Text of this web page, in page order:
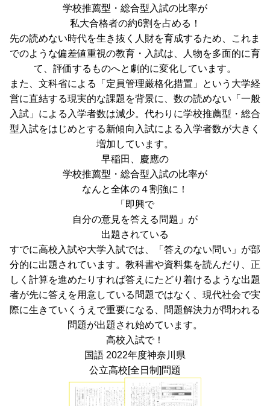
学校推薦型・総合型入試の比率が
私大合格者の約6割 を占める！
先の読めない時代を生き抜く人財を育成するため、これま
でのような偏差値重視の教育・入試は、
人物を多面的に育
て、評価する ものへと劇的に変化しています。
また、文科省による「定員管理厳格化措置」という大学経
営に直結する現実的な課題を背景に、数の読めない「一般
入試」による入学者数は減少。代わりに学校推薦型・総合
型入試をはじめとする新傾向入試による入学者数が大きく
増加 しています。
早稲田、慶應の
学校推薦型・総合型入試の比率が
なんと全体の４割強に！
「即興で
自分の意見を答える問題」 が
出題されている
すでに高校入試や大学入試では、「答えのない問い」が部
分的に出題されています。教科書や資料集を読んだり、正
しく計算を進めたりすれば答えにたどり着けるような出題
者が先に答えを用意している問題ではなく、 現代社会で実
際に生きていくうえで重要になる、問題解決力が問われる
問題が出題され始めています。
高校入試で！
国語 2022年度神奈川県
公立高校[全日制]問題